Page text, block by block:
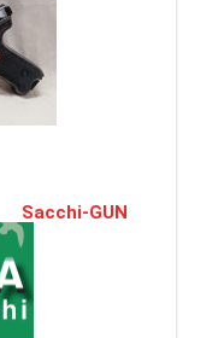
Sacchi-GUN